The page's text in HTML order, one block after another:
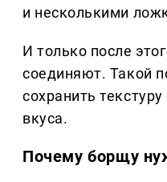
и несколькими
И только после
соединяют. Такой
сохранить
вкуса.
Почему борщу